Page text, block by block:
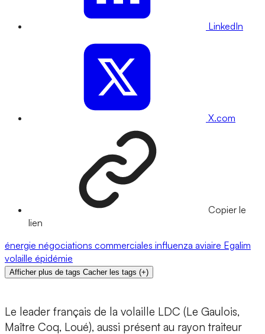
LinkedIn
X.com
Copier le
lien
énergie négociations commerciales influenza aviaire Egalim
volaille épidémie
Afficher plus de tags Cacher les tags (+)
Le leader français de la volaille LDC (Le Gaulois,
Maître Coq, Loué), aussi présent au rayon traiteur